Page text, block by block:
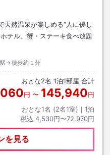
天然温泉が楽しめる“人に優し
テル。蟹・ステーキ食べ放題
駅→徒歩約１分
おとな2名 1泊1部屋 合計
円 〜 145,940円
おとな1名 (2名1室)｜ 1泊
税込 4,530円〜72,970円
を見る